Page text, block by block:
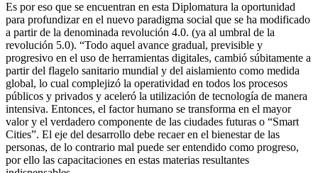
Es por eso que se encuentran en esta Diplomatura la oportunidad
para profundizar en el nuevo paradigma social que se ha modificado
a partir de la denominada revolución 4.0. (ya al umbral de la
revolución 5.0). “Todo aquel avance gradual, previsible y
progresivo en el uso de herramientas digitales, cambió súbitamente a
partir del flagelo sanitario mundial y del aislamiento como medida
global, lo cual complejizó la operatividad en todos los procesos
públicos y privados y aceleró la utilización de tecnología de manera
intensiva. Entonces, el factor humano se transforma en el mayor
valor y el verdadero componente de las ciudades futuras o “Smart
Cities”. El eje del desarrollo debe recaer en el bienestar de las
personas, de lo contrario mal puede ser entendido como progreso,
por ello las capacitaciones en estas materias resultantes